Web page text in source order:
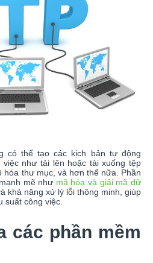
có thể tạo các kịch bản tự động
như tải lên hoặc tải xuống tệp
hóa thư mục, và hơn thế nữa. Phần
mẽ như mã hóa và giải mã dữ
khả năng xử lý lỗi thông minh, giúp
suất công việc.
các phần mềm